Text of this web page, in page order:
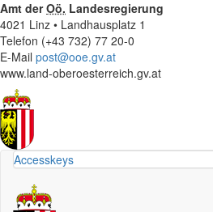
Amt derOö. Landesregierung
4021 Linz • Landhausplatz 1
Telefon (+43 732) 77 20-0
E-Mail post@ooe.gv.at
www.land-oberoesterreich.gv.at
Accesskeys